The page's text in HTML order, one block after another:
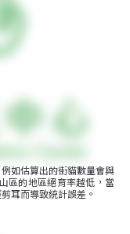
如估算出的街貓數量會與
區的地區絕育率越低，當
耳而導致統計誤差。